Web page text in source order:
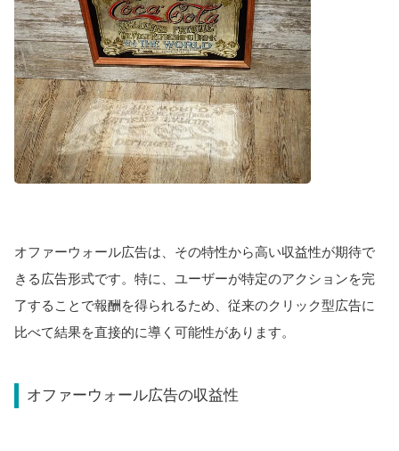
オファーウォール広告は、その特性から高い収益性が期待で
きる広告形式です。特に、ユーザーが特定のアクションを完
了することで報酬を得られるため、従来のクリック型広告に
比べて結果を直接的に導く可能性があります。
オファーウォール広告の収益性